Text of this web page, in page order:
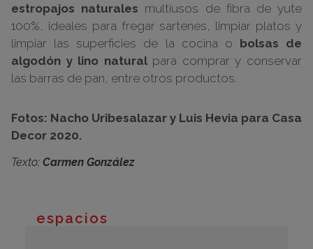
estropajos naturales multiusos de fibra de yute
100%, ideales para fregar sartenes, limpiar platos y
limpiar las superficies de la cocina o bolsas de
algodón y lino naturalpara comprar y conservar
las barras de pan, entre otros productos.
Fotos: Nacho Uribesalazar y Luis Hevia para Casa
Decor 2020.
Texto: Carmen González
espacios